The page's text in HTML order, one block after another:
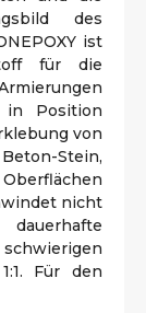
des
ist
für die
Position
von
Stein,
nicht
Für den